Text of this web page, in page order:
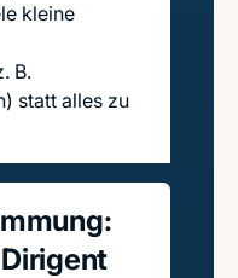
kleine
B.
statt alles zu